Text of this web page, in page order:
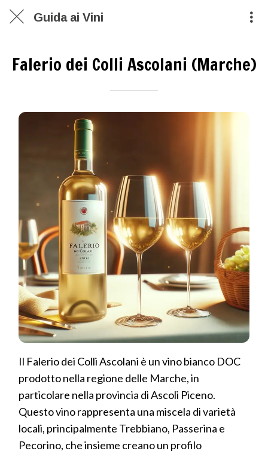
Guida ai Vini
Falerio dei Colli Ascolani (Marche)
Il Falerio dei Colli Ascolani è un vino bianco DOC
prodotto nella regione delle Marche, in
particolare nella provincia di Ascoli Piceno.
Questo vino rappresenta una miscela di varietà
locali, principalmente Trebbiano, Passerina e
Pecorino, che insieme creano un profilo